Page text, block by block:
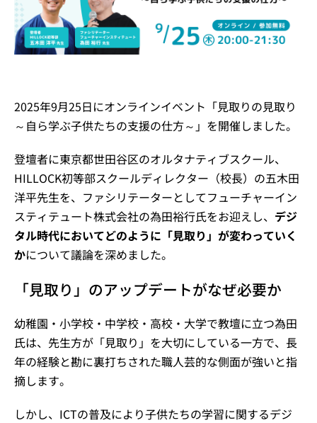
お知らせ
2025年9月25日にオンラインイベント「見取りの見取り
～自ら学ぶ子供たちの支援の仕方～」を開催しました。
登壇者に東京都世田谷区のオルタナティブスクール、
HILLOCK初等部スクールディレクター（校長）の五木田
洋平先生を、ファシリテーターとしてフューチャーイン
スティテュート株式会社の為田裕行氏をお迎えし、 デジ
タル時代においてどのように「見取り」が変わっていく
かについて議論を深めました。
「見取り」のアップデートがなぜ必要か
幼稚園・小学校・中学校・高校・大学で教壇に立つ為田
氏は、先生方が「見取り」を大切にしている一方で、長
年の経験と勘に裏打ちされた職人芸的な側面が強いと指
摘します。
しかし、ICTの普及により子供たちの学習に関するデジ